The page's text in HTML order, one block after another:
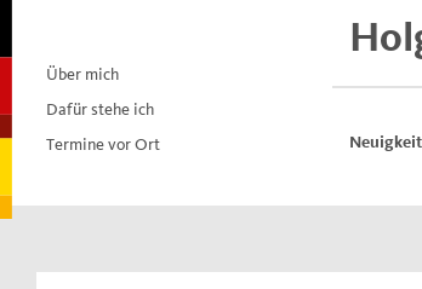
contentÜber mich
Dafür stehe ich
Termine vor Ort